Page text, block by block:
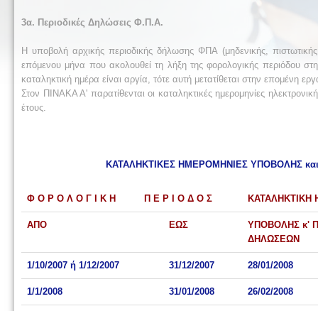
3α. Περιοδικές Δηλώσεις Φ.Π.Α.
Η υποβολή αρχικής περιοδικής δήλωσης ΦΠΑ (μηδενικής,
επόμενου μήνα που ακολουθεί τη λήξη της φορολογικής
καταληκτική ημέρα είναι αργία, τότε αυτή μετατίθεται στην επομένη
Στον ΠΙΝΑΚΑ Α' παρατίθενται οι καταληκτικές ημερομηνίες
έτους.
ΚΑΤΑΛΗΚΤΙΚΕΣ ΗΜΕΡΟΜΗΝΙΕΣ ΥΠΟΒΟΛΗΣ
Φ Ο Ρ Ο Λ Ο Γ Ι Κ Η Π Ε Ρ Ι Ο Δ Ο Σ
ΑΠΟ ΕΩΣ
ΥΠΟΒΟΛΗΣ κ'
ΔΗΛΩΣΕΩΝ
1/10/2007 ή 1/12/2007 31/12/2007 28/01/2008
1/1/2008 31/01/2008 26/02/2008